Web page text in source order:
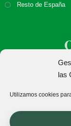
las
Utilizamos cookies
Resto de España
Sobre nosotros